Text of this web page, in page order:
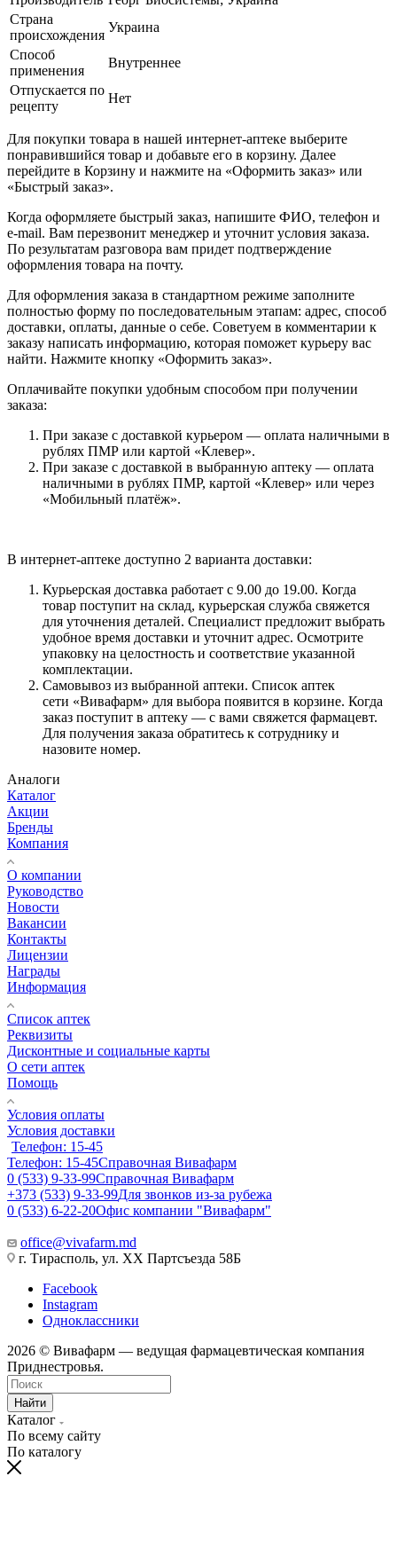
Страна
происхождения
Украина
Способ
применения
Внутреннее
Отпускается по
рецепту
Нет
Для покупки товара в нашей интернет-аптеке выберите
понравившийся товар и добавьте его в корзину. Далее
перейдите в Корзину и нажмите на «Оформить заказ» или
«Быстрый заказ».
Когда оформляете быстрый заказ, напишите ФИО, телефон и
e-mail. Вам перезвонит менеджер и уточнит условия заказа.
По результатам разговора вам придет подтверждение
оформления товара на почту.
Для оформления заказа в стандартном режиме заполните
полностью форму по последовательным этапам: адрес, способ
доставки, оплаты, данные о себе. Советуем в комментарии к
заказу написать информацию, которая поможет курьеру вас
найти. Нажмите кнопку «Оформить заказ».
Оплачивайте покупки удобным способом при получении
заказа:
При заказе с доставкой курьером — оплата наличными в
рублях ПМР или картой «Клевер».
При заказе с доставкой в выбранную аптеку — оплата
наличными в рублях ПМР, картой «Клевер» или через
«Мобильный платёж».
В интернет-аптеке доступно 2 варианта доставки:
Курьерская доставка работает с 9.00 до 19.00. Когда
товар поступит на склад, курьерская служба свяжется
для уточнения деталей. Специалист предложит выбрать
удобное время доставки и уточнит адрес. Осмотрите
упаковку на целостность и соответствие указанной
комплектации.
Самовывоз из выбранной аптеки. Список аптек
сети «Вивафарм» для выбора появится в корзине. Когда
заказ поступит в аптеку — с вами свяжется фармацевт.
Для получения заказа обратитесь к сотруднику и
назовите номер.
Аналоги
Каталог
Акции
Бренды
Компания
О компании
Руководство
Новости
Вакансии
Контакты
Лицензии
Награды
Информация
Список аптек
Реквизиты
Дисконтные и социальные карты
О сети аптек
Помощь
Условия оплаты
Условия доставки
Телефон: 15-45
Телефон: 15-45Справочная Вивафарм
0 (533) 9-33-99Справочная Вивафарм
+373 (533) 9-33-99Для звонков из-за рубежа
0 (533) 6-22-20Офис компании "Вивафарм"
office@vivafarm.md
г. Тирасполь, ул. ХХ Партсъезда 58Б
Facebook
Instagram
Одноклассники
2026 © Вивафарм — ведущая фармацевтическая компания
Приднестровья.
Найти
Каталог
По всему сайту
По каталогу